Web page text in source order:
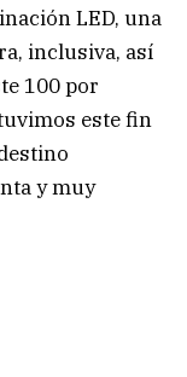
LED, una
inclusiva, así
100 por
este fin
y muy